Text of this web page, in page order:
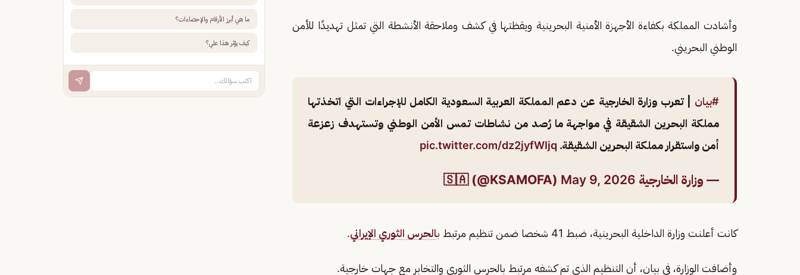
وأشادت المملكة بكفاءة الأجهزة الأمنية البحرينية ويقظتها في كشف وملاحقة الأنشطة التي تمثل تهديدًا للأمن
الوطني البحريني.
#بيان | تعرب وزارة الخارجية عن دعم المملكة العربية السعودية الكامل للإجراءات التي اتخذتها
مملكة البحرين الشقيقة في مواجهة ما رُصد من نشاطات تمس الأمن الوطني وتستهدف زعزعة
أمن واستقرار مملكة البحرين الشقيقة. pic.twitter.com/dz2jyfWIjq
— وزارة الخارجية 🇸🇦 (@KSAMOFA) May 9, 2026
كانت أعلنت وزارة الداخلية البحرينية، ضبط 41 شخصا ضمن تنظيم مرتبط ب الحرس الثوري الإيراني.
وأضافت الوزارة، في بيان، أن التنظيم الذي تم كشفه مرتبط بالحرس الثوري والتخابر مع جهات خارجية.
ما هي أبرز الأرقام والإحصاءات؟
كيف يؤثر هذا علي؟